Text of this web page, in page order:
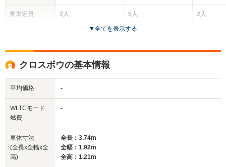
乗車定員
サイズ
(全長x全幅x全高)
2人
全高
1.23m
5人
4ドア
2人
▼全てを表示する
クロスボウの基本情報
平均価格 -
WLTCモード
燃費
-
車体寸法
(全長x全幅x全
高)
全長：3.74m
全幅：1.92m
全高：1.21m